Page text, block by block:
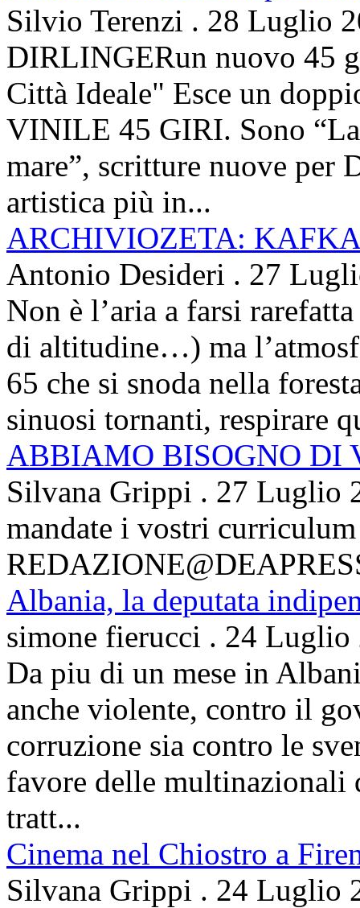
Silvio Terenzi . 28 Luglio
DIRLINGERun nuovo 45
Città Ideale" Esce un
VINILE 45 GIRI. Sono
mare”, scritture nuove per
artistica più in...
ARCHIVIOZETA:
Antonio Desideri . 27
Non è l’aria a farsi
di altitudine…) ma
65 che si snoda nella
sinuosi tornanti, respirare
ABBIAMO BISOGNO DI
Silvana Grippi . 27 Luglio
mandate i vostri
Albania, la deputata
simone fierucci . 24 Luglio
Da piu di un mese in
anche violente, contro il
corruzione sia contro le
favore delle multinazionali
tratt...
Cinema nel Chiostro a
Silvana Grippi . 24 Luglio